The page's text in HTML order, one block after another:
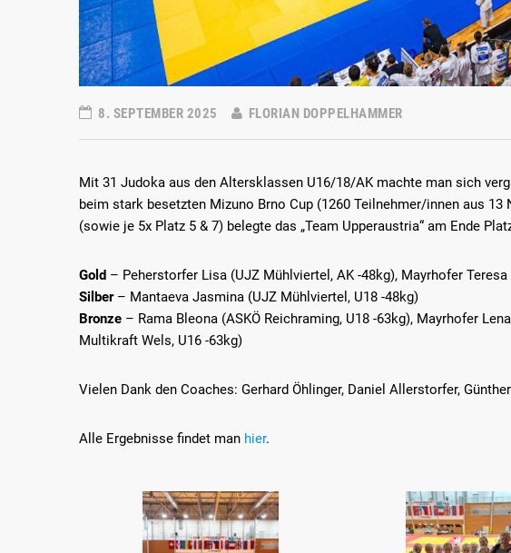
8. SEPTEMBER 2025 FLORIAN DOPPELHAMMER
Mit 31 Judoka aus den Altersklassen U16/18/AK machte man sich
beim stark besetzten Mizuno Brno Cup (1260 Teilnehmer/innen aus
(sowie je 5x Platz 5 & 7) belegte das „Team Upperaustria“ am Ende
Gold – Peherstorfer Lisa (UJZ Mühlviertel, AK -48kg), Mayrhofer
Silber– Mantaeva Jasmina (UJZ Mühlviertel, U18 -48kg)
Bronze – Rama Bleona (ASKÖ Reichraming, U18 -63kg), Mayrhofer
Multikraft Wels, U16 -63kg)
Vielen Dank den Coaches: Gerhard Öhlinger, Daniel Allerstorfer,
Alle Ergebnisse findet man hier.